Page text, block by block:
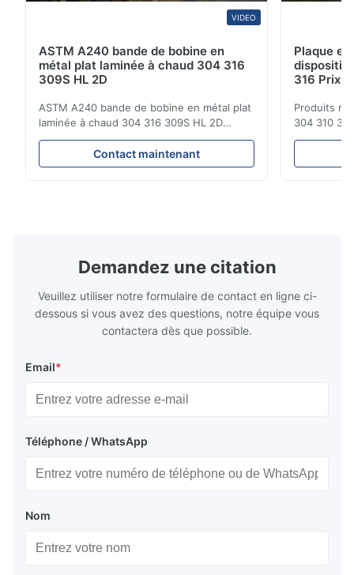
VIDEO
ASTM A240 bande de bobine en
métal plat laminée à chaud 304 316
309S HL 2D
ASTM A240 bande de bobine en métal plat
laminée à chaud 304 316 309S HL 2D
Résistant à la corrosion à chaud ou à froid
Spécifications du produit Nom du produit
Coil / bande en acier inoxydable
Contact maintenant
Plaque
316 Prix
Produits
304 310
304 316
Demandez une citation
Veuillez utiliser notre formulaire de contact en ligne ci-
dessous si vous avez des questions, notre équipe vous
contactera dès que possible.
Email*
Téléphone / WhatsApp
Nom